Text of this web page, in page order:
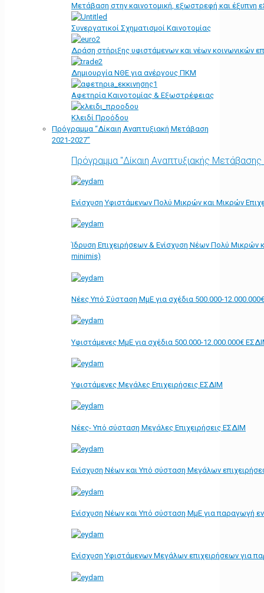
Μετάβαση στην καινοτομική, εξωστρεφή και έξυπνη
Συνεργατικοί Σχηματισμοί Καινοτομίας
Δράση στήριξης υφιστάμενων και νέων κοινωνικών
Δημιουργία ΝΘΕ για ανέργους ΠΚΜ
Αφετηρία Kαινοτομίας & Εξωστρέφειας
Κλειδί Προόδου
Πρόγραμμα “Δίκαιη Αναπτυξιακή Μετάβαση
2021-2027”
Πρόγραμμα "Δίκαιη Αναπτυξιακής
Ενίσχυση Υφιστάμενων Πολύ Μικρών και Μικρών
Ίδρυση Επιχειρήσεων & Ενίσχυση Νέων Πολύ Μικρών
minimis)
Νέες Υπό Σύσταση ΜμΕ για σχέδια 500.000-
Υφιστάμενες ΜμΕ για σχέδια 500.000-12.000.000€
Υφιστάμενες Μεγάλες Επιχειρήσεις ΕΣΔΙΜ
Νέες- Υπό σύσταση Μεγάλες Επιχειρήσεις ΕΣΔΙΜ
Ενίσχυση Νέων και Υπό σύσταση Μεγάλων
Ενίσχυση Νέων και Υπό σύσταση ΜμΕ για παραγωγή
Ενίσχυση Υφιστάμενων Μεγάλων επιχειρήσεων για